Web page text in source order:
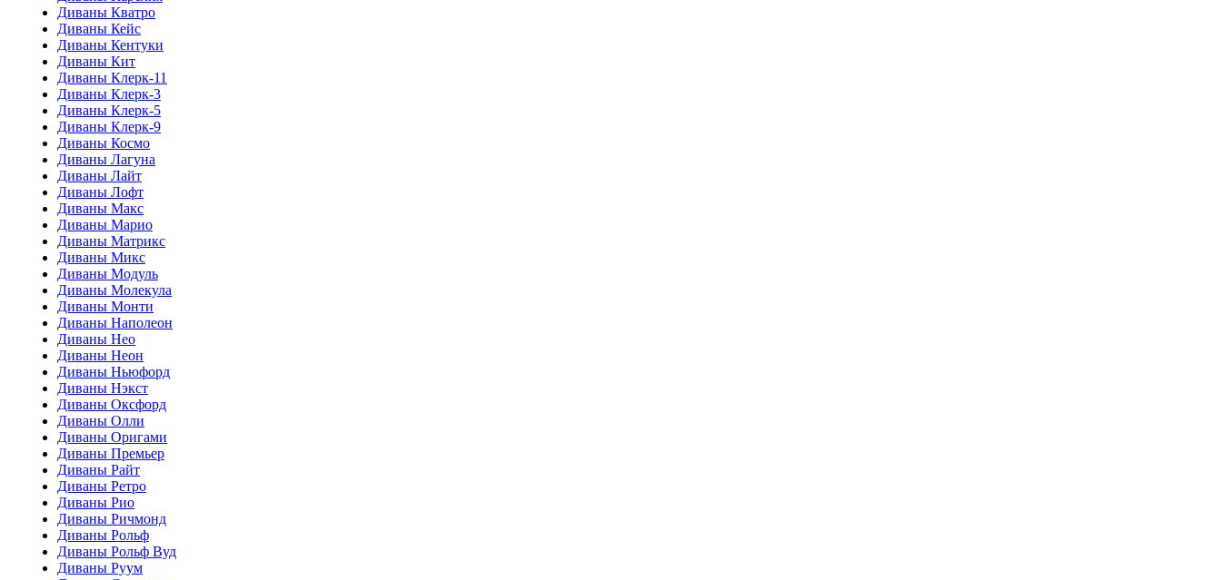
Диваны Кватро
Диваны Кейс
Диваны Кентуки
Диваны Кит
Диваны Клерк-11
Диваны Клерк-3
Диваны Клерк-5
Диваны Клерк-9
Диваны Космо
Диваны Лагуна
Диваны Лайт
Диваны Лофт
Диваны Макс
Диваны Марио
Диваны Матрикс
Диваны Микс
Диваны Модуль
Диваны Молекула
Диваны Монти
Диваны Наполеон
Диваны Нео
Диваны Неон
Диваны Ньюфорд
Диваны Нэкст
Диваны Оксфорд
Диваны Олли
Диваны Оригами
Диваны Премьер
Диваны Райт
Диваны Ретро
Диваны Рио
Диваны Ричмонд
Диваны Рольф
Диваны Рольф Вуд
Диваны Руум